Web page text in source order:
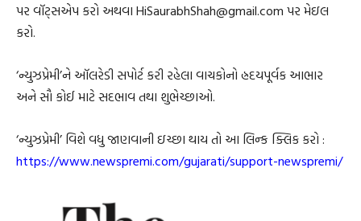
પર વૉટ્સએપ કરો અથવા HiSaurabhShah@gmail.com પર મેઇલ
કરો.
‘ન્યુઝપ્રેમી’ને ઑલરેડી સપોર્ટ કરી રહેલા વાચકોનો હ્રદયપૂર્વક આભાર
અને સૌ કોઈ માટે સદભાવ તથા શુભેચ્છાઓ.
‘ન્યુઝપ્રેમી’ વિશે વધુ જાણવાની ઇચ્છા થાય તો આ લિન્ક ક્લિક કરો :
https://www.newspremi.com/gujarati/support-newspremi/